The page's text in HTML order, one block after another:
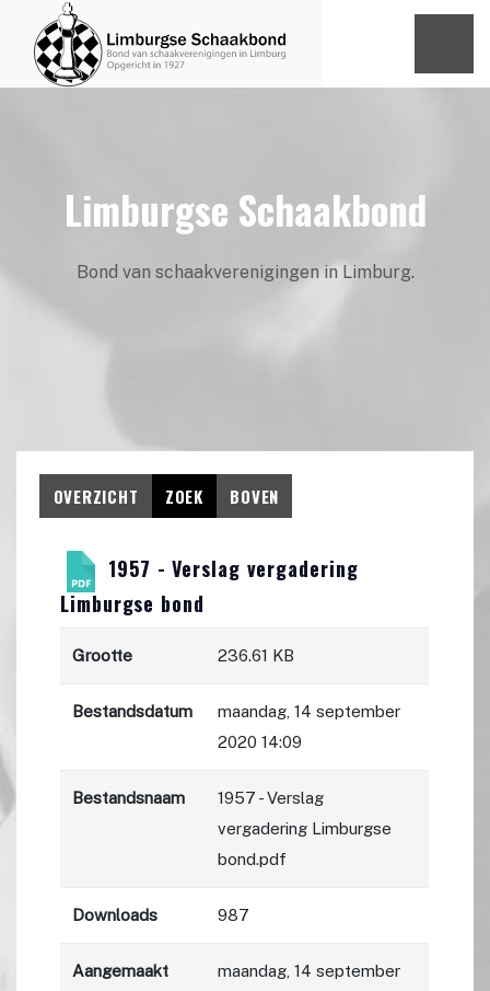
Limburgse Schaakbond
Bond van schaakverenigingen in Limburg.
OVERZICHT ZOEK BOVEN
1957 - Verslag vergadering
Limburgse bond
Grootte 236.61 KB
Bestandsdatum
maandag, 14 september
2020 14:09
Bestandsnaam
1957 - Verslag
vergadering Limburgse
bond.pdf
Downloads 987
Aangemaakt
maandag, 14 september